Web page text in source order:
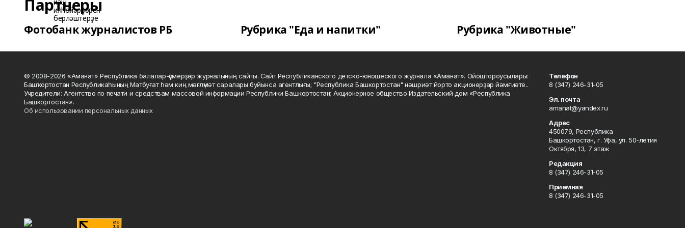
Партнеры
Фотобанк журналистов РБ Рубрика "Еда и напитки" Рубрика "Животные"
© 2008-2026 «Аманат» Республика балалар-үҫмерҙәр журналының сайты. Сайт Республиканского детско-юношеского журнала «Аманат». Ойоштороусылары:
Башҡортостан Республикаһының Матбуғат һәм киң мәғлүмәт саралары буйынса агентлығы; "Республика Башкортостан" нәшриәт йорто акционерҙар йәмғиәте..
Учредители: Агентство по печати и средствам массовой информации Республики Башкортостан; Акционерное общество Издательский дом «Республика
Башкортостан».
Об использовании персональных данных
Телефон
8 (347) 246-31-05
Эл. почта
amanat@yandex.ru
Адрес
450079, Республика
Башкортостан, г. Уфа, ул. 50-летия
Октября, 13, 7 этаж
Редакция
8 (347) 246-31-05
Приемная
8 (347) 246-31-05